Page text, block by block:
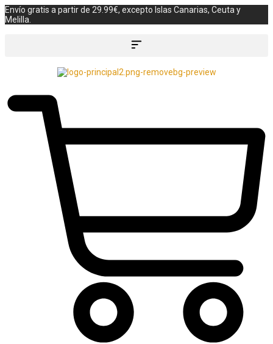
Envío gratis a partir de 29.99€, excepto Islas Canarias, Ceuta y
Melilla.